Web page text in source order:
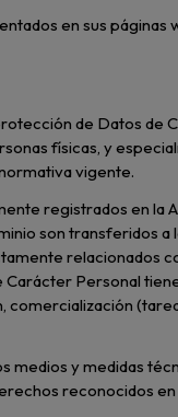
en sus páginas
de Datos
físicas, y
vigente.
registrados en la
son transferidos a
relacionados
Personal
y medidas
reconocidos